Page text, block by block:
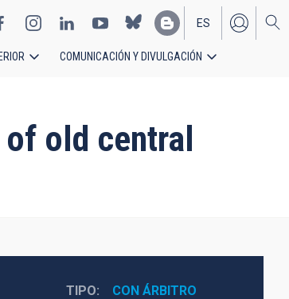
EN
ES
COMUNICACIÓN Y DIVULGACIÓN
old central
TIPO CON ÁRBITRO